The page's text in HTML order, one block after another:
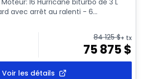
avec arrêt au ralenti - 6...
84 125$+ tx
75 875$
Voir les détails